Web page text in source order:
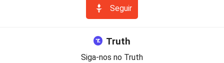
Seguir
Truth
Siga-nos no Truth